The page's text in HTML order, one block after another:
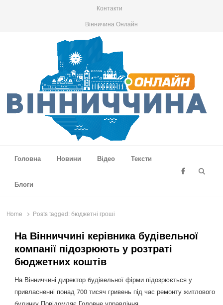
Контакти
Вінничина Онлайн
Головна
Новини Відео Тексти
Блоги
Home Posts tagged:бюджетні гроші
На Вінниччині керівника будівельної
компанії підозрюють у розтраті
бюджетних коштів
На Вінниччині директор будівельної фірми підозрюється у
привласненні понад 700 тисяч гривень під час ремонту житлового